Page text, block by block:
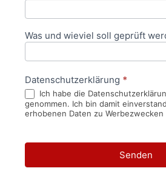
Was und wieviel soll geprüft
Datenschutzerklärung *
Ich habe die
genommen. Ich bin damit
erhobenen Daten zu
Senden